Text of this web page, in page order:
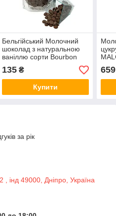
Бельгійський Молочний
шоколад з натуральною
ваніллю сорти Bourbon
Barry Callebaut 100 гр.
33,6% какао
135₴
Купити
500
659
за рік
, інд 49000, Дніпро, Україна